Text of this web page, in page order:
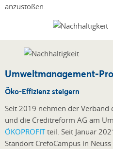
anzustoßen.
Umweltmanagement-
Öko-Effizienz steigern
Seit 2019 nehmen der Verband
und die Creditreform AG am
ÖKOPROFITteil. Seit Januar
Standort CrefoCampus in